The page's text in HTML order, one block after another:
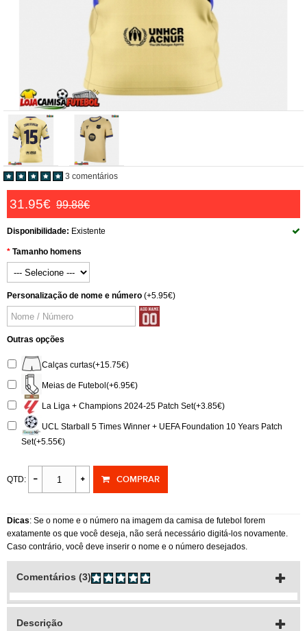
3 comentários
31.95€ 99.88€
Disponibilidade: Existente
Tamanho homens
Personalização de nome e número (+5.95€)
Outras opções
Calças curtas(+15.75€)
Meias de Futebol(+6.95€)
La Liga + Champions 2024-25 Patch Set(+3.85€)
UCL Starball 5 Times Winner + UEFA Foundation 10 Years Patch
Set(+5.55€)
QTD: COMPRAR
Dicas: Se o nome e o número na imagem da camisa de futebol forem
exatamente os que você deseja, não será necessário digitá-los novamente.
Caso contrário, você deve inserir o nome e o número desejados.
Comentários (3)
Descrição